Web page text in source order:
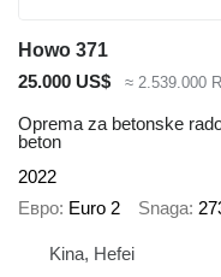
Howo 371
25.000 US$
≈ 2.539.000
Oprema za betonske
beton
2022
Евро Euro 2 Snaga
Kina, Hefei